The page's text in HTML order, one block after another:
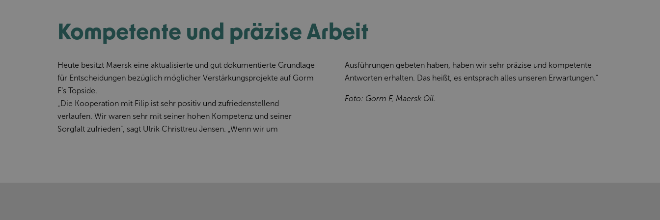
Kompetente und präzise Arbeit
Heute besitzt Maersk eine aktualisierte und gut dokumentierte Grundlage
für Entscheidungen bezüglich möglicher Verstärkungsprojekte auf Gorm
F‘s Topside.
„Die Kooperation mit Filip ist sehr positiv und zufriedenstellend
verlaufen. Wir waren sehr mit seiner hohen Kompetenz und seiner
Sorgfalt zufrieden“, sagt Ulrik Christtreu Jensen. „Wenn wir um
Ausführungen gebeten haben, haben wir sehr präzise und kompetente
Antworten erhalten. Das heißt, es entsprach alles unseren Erwartungen.“
Foto: Gorm F, Maersk Oil.